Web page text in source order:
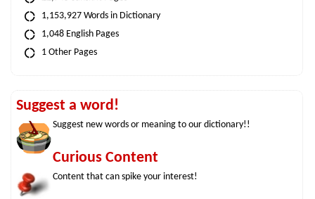
1,153,927 Words in Dictionary
1,048 English Pages
1 Other Pages
Suggest a word!
Suggest new words or meaning to our dictionary!!
Curious Content
Content that can spike your interest!